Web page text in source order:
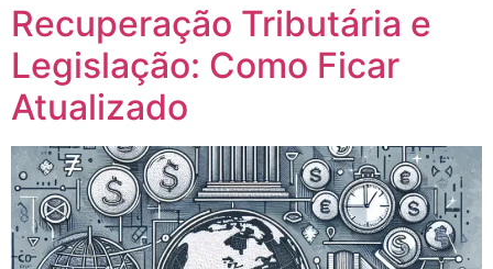
Recuperação Tributária e
Legislação: Como Ficar
Atualizado